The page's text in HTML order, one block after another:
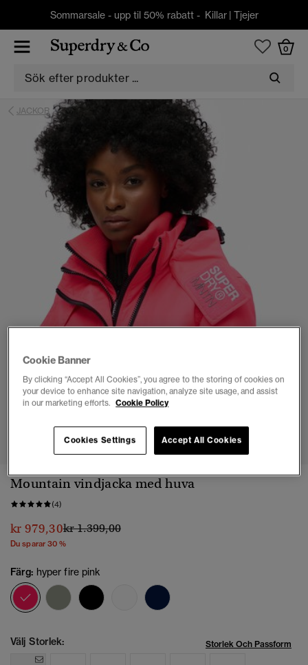
Sommarsale - upp til 50% rabatt - Killar| Tjejer
0
JACKOR
1 2 3 4 5 6 7
Mountain vindjacka med huva
(4)
kr 979,30Pris reducerat från
kr 1.399,00till
Du sparar 30 %
Färg: hyper fire pink
vald
Välj Storlek: Storlek Och Passform
Cookie Banner
By clicking “Accept All Cookies”, you agree to the storing of cookies on
your device to enhance site navigation, analyze site usage, and assist
in our marketing efforts. Cookie Policy
Accept All Cookies
Cookies Settings